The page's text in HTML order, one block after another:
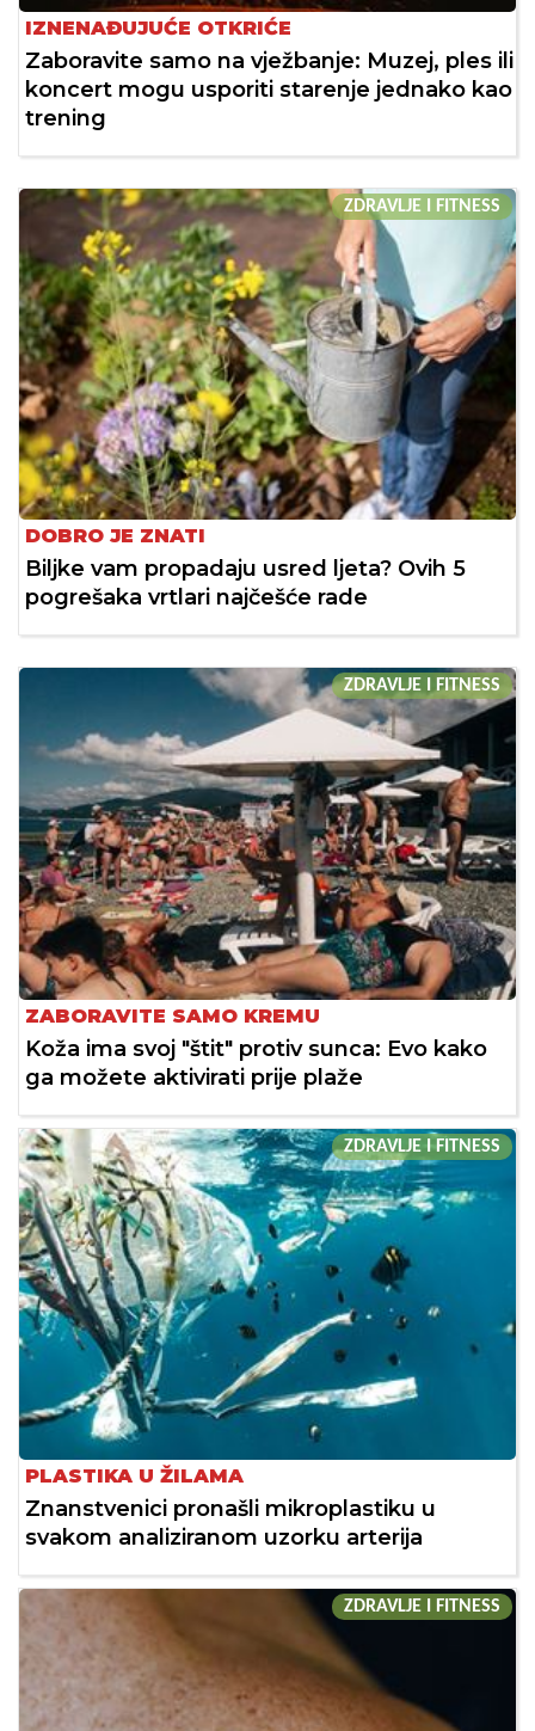
IZNENAĐUJUĆE OTKRIĆE
Zaboravite samo na vježbanje: Muzej, ples ili
koncert mogu usporiti starenje jednako kao
trening
ZDRAVLJE I FITNESS
DOBRO JE ZNATI
Biljke vam propadaju usred ljeta? Ovih 5
pogrešaka vrtlari najčešće rade
ZDRAVLJE I FITNESS
ZABORAVITE SAMO KREMU
Koža ima svoj "štit" protiv sunca: Evo kako
ga možete aktivirati prije plaže
ZDRAVLJE I FITNESS
PLASTIKA U ŽILAMA
Znanstvenici pronašli mikroplastiku u
svakom analiziranom uzorku arterija
ZDRAVLJE I FITNESS